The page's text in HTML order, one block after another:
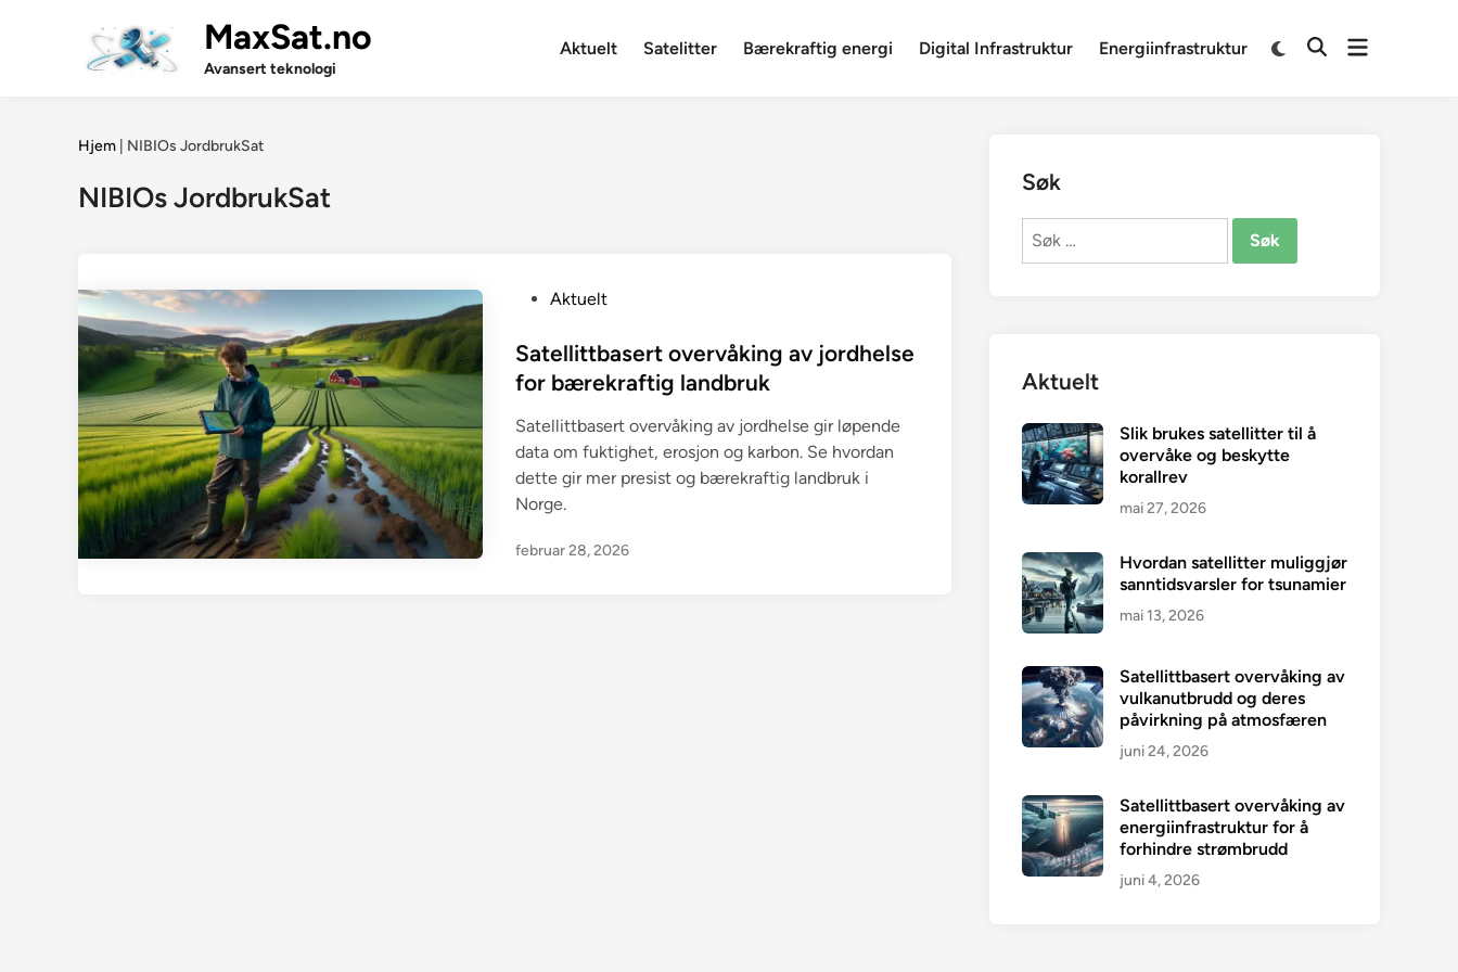
MaxSat.no
Avansert teknologi
Aktuelt Satelitter Bærekraftig energi Digital Infrastruktur Energiinfrastruktur
SwitchOpenOpen
Hjem NIBIOs JordbrukSat
NIBIOs JordbrukSat
s
t
d
i
n
Aktuelt
Satellittbasert overvåking av jordhelse
for bærekraftig landbruk
Satellittbasert overvåking av jordhelse gir løpende
data om fuktighet, erosjon og karbon. Se hvordan
dette gir mer presist og bærekraftig landbruk i
Norge.
februar 28, 2026
Søk
Søk
Aktuelt
Slik brukes satellitter til å
overvåke og beskytte
korallrev
mai 27, 2026
Hvordan satellitter muliggjør
sanntidsvarsler for tsunamier
mai 13, 2026
Satellittbasert overvåking av
vulkanutbrudd og deres
påvirkning på atmosfæren
juni 24, 2026
Satellittbasert overvåking av
energiinfrastruktur for å
forhindre strømbrudd
juni 4, 2026